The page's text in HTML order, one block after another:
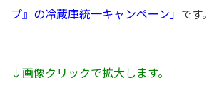
プ』の冷蔵庫統一キャンペーン」 です。
↓画像クリックで拡大します。